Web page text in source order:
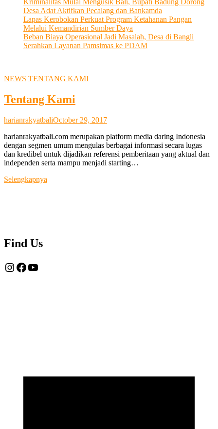
Kriminalitas Mulai Mengusik Bali, Bupati Badung Dorong
Desa Adat Aktifkan Pecalang dan Bankamda
Lapas Kerobokan Perkuat Program Ketahanan Pangan
Melalui Kemandirian Sumber Daya
Beban Biaya Operasional Jadi Masalah, Desa di Bangli
Serahkan Layanan Pamsimas ke PDAM
NEWS TENTANG KAMI
Tentang Kami
harianrakyatbaliOctober 29, 2017
harianrakyatbali.com merupakan platform media daring Indonesia
dengan segmen umum mengulas berbagai informasi secara lugas
dan kredibel untuk dijadikan referensi pemberitaan yang aktual dan
independen serta mampu menjadi starting…
Selengkapnya
Find Us
Instagram
Facebook
YouTube